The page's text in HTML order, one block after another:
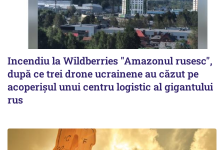
Incendiu la Wildberries "Amazonul rusesc",
după ce trei drone ucrainene au căzut pe
acoperişul unui centru logistic al gigantului
rus